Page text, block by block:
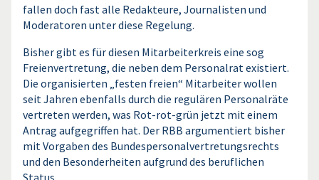
fallen doch fast alle Redakteure, Journalisten und
Moderatoren unter diese Regelung.
Bisher gibt es für diesen Mitarbeiterkreis eine sog
Freienvertretung, die neben dem Personalrat existiert.
Die organisierten „festen freien“ Mitarbeiter wollen
seit Jahren ebenfalls durch die regulären Personalräte
vertreten werden, was Rot-rot-grün jetzt mit einem
Antrag aufgegriffen hat. Der RBB argumentiert bisher
mit Vorgaben des Bundespersonalvertretungsrechts
und den Besonderheiten aufgrund des beruflichen
Status.